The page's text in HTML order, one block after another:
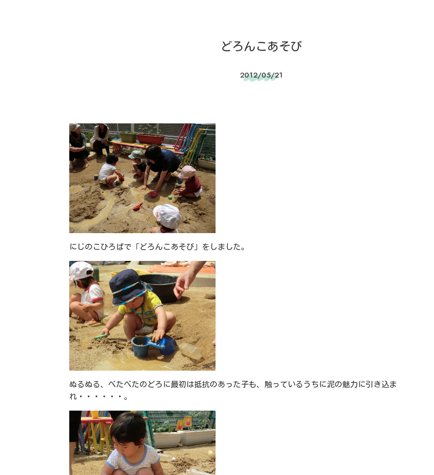
どろんこあそび
2012/05/21
にじのこひろばで「どろんこあそび」をしました。
ぬるぬる、べたべたのどろに最初は抵抗のあった子も、触っているうちに泥の魅力に引き込ま
れ・・・・・・。